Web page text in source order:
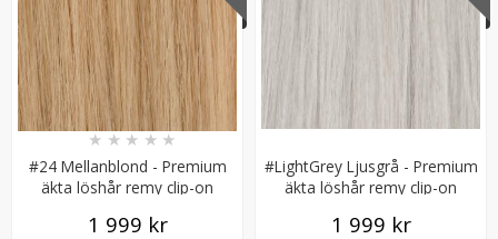
★ ★ ★ ★
LÄGG I VARUKORG
#24 Mellanblond - Premium
äkta löshår remy clip-on
★ ★ ★ ★ ★
1 999 kr
#LightGrey Ljusgrå - Premium
äkta löshår remy clip-on
1 999 kr